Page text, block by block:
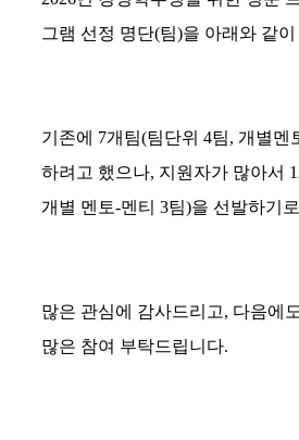
그램 선정 명단(팀)을 아래와 같
기존에 7개팀(팀단위 4팀, 개별멘
하려고 했으나, 지원자가 많아서
개별 멘토-멘티 3팀)을 선발하기
많은 관심에 감사드리고, 다음에
많은 참여 부탁드립니다.